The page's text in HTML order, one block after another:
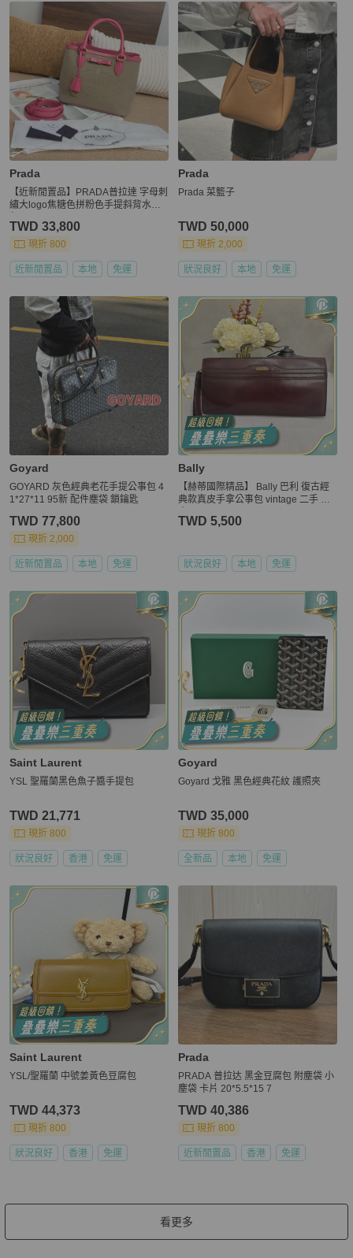
Prada
【近新閒置品】PRADA普拉達 字母刺
繡大logo焦糖色拼粉色手提斜背水餃
TWD 33,800
現折 800
近新閒置品 本地 免運
Prada
Prada 菜籃子
TWD 50,000
現折 2,000
狀況良好 本地 免運
Goyard
GOYARD 灰色經典老花手提公事包 4
1*27*11 95新 配件塵袋 鎖鑰匙
TWD 77,800
現折 2,000
近新閒置品 本地 免運
Bally
【赫蒂國際精品】 Bally 巴利 復古經
典款真皮手拿公事包 vintage 二手 中
TWD 5,500
狀況良好 本地 免運
Saint Laurent
YSL 聖羅蘭黑色魚子醬手提包
TWD 21,771
現折 800
狀況良好 香港 免運
Goyard
Goyard 戈雅 黑色經典花紋 護照夾
TWD 35,000
現折 800
全新品 本地 免運
Saint Laurent
YSL/聖羅蘭 中號姜黃色豆腐包
TWD 44,373
現折 800
狀況良好 香港 免運
Prada
PRADA 普拉达 黑金豆腐包 附塵袋 小
塵袋 卡片 20*5.5*15 7
TWD 40,386
現折 800
近新閒置品 香港 免運
看更多